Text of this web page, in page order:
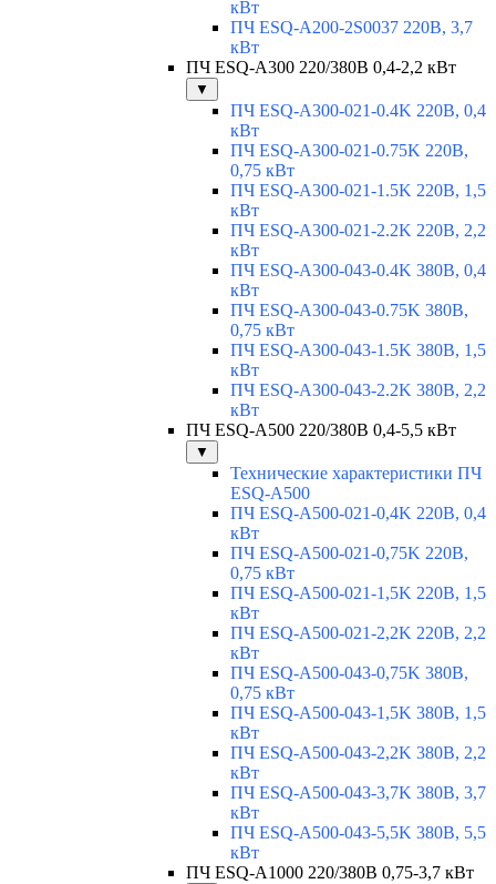
кВт
ПЧ ESQ-A200-2S0037 220В, 3,7
кВт
ПЧ ESQ-A300 220/380В 0,4-2,2 кВт
▼
ПЧ ESQ-A300-021-0.4K 220В, 0,4
кВт
ПЧ ESQ-A300-021-0.75K 220В,
0,75 кВт
ПЧ ESQ-A300-021-1.5K 220В, 1,5
кВт
ПЧ ESQ-A300-021-2.2K 220В, 2,2
кВт
ПЧ ESQ-A300-043-0.4K 380В, 0,4
кВт
ПЧ ESQ-A300-043-0.75K 380В,
0,75 кВт
ПЧ ESQ-A300-043-1.5K 380В, 1,5
кВт
ПЧ ESQ-A300-043-2.2K 380В, 2,2
кВт
ПЧ ESQ-A500 220/380В 0,4-5,5 кВт
▼
Технические характеристики ПЧ
ESQ-A500
ПЧ ESQ-A500-021-0,4K 220В, 0,4
кВт
ПЧ ESQ-A500-021-0,75K 220В,
0,75 кВт
ПЧ ESQ-A500-021-1,5K 220В, 1,5
кВт
ПЧ ESQ-A500-021-2,2K 220В, 2,2
кВт
ПЧ ESQ-A500-043-0,75K 380В,
0,75 кВт
ПЧ ESQ-A500-043-1,5K 380В, 1,5
кВт
ПЧ ESQ-A500-043-2,2K 380В, 2,2
кВт
ПЧ ESQ-A500-043-3,7K 380В, 3,7
кВт
ПЧ ESQ-A500-043-5,5K 380В, 5,5
кВт
ПЧ ESQ-A1000 220/380В 0,75-3,7 кВт